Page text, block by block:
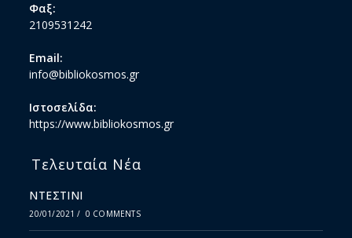
Φαξ:
2109531242
Email:
info@bibliokosmos.gr
Ιστοσελίδα:
https://www.bibliokosmos.gr
Τελευταία Νέα
ΝΤΕΣΤΙΝΙ
20/01/2021 / 0 COMMENTS